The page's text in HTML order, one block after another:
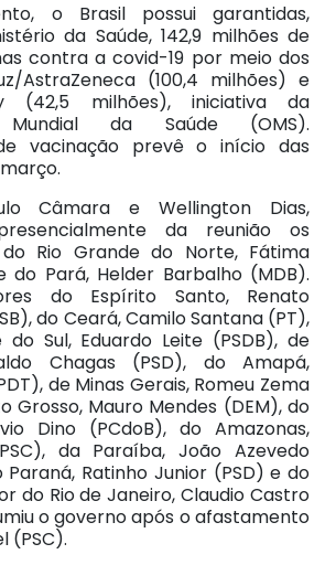
o Brasil possui garantidas,
da Saúde, 142,9 milhões de
contra a covid-19 por meio dos
AstraZeneca (100,4 milhões) e
(42,5 milhões), iniciativa da
Mundial da Saúde (OMS).
vacinação prevê o início das
Câmara e Wellington Dias,
da reunião os
Rio Grande do Norte, Fátima
do Pará, Helder Barbalho (MDB).
do Espírito Santo, Renato
do Ceará, Camilo Santana (PT),
Sul, Eduardo Leite (PSDB), de
Chagas (PSD), do Amapá,
de Minas Gerais, Romeu Zema
Grosso, Mauro Mendes (DEM), do
Dino (PCdoB), do Amazonas,
da Paraíba, João Azevedo
Paraná, Ratinho Junior (PSD) e do
do Rio de Janeiro, Claudio Castro
o governo após o afastamento
(PSC).